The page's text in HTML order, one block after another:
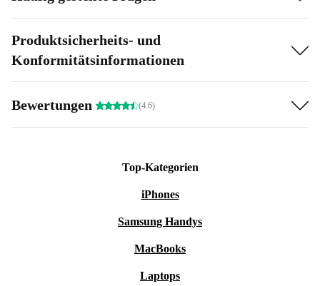
Produktsicherheits- und
Konformitätsinformationen
Bewertungen (4.6)
Top-Kategorien
iPhones
Samsung Handys
MacBooks
Laptops